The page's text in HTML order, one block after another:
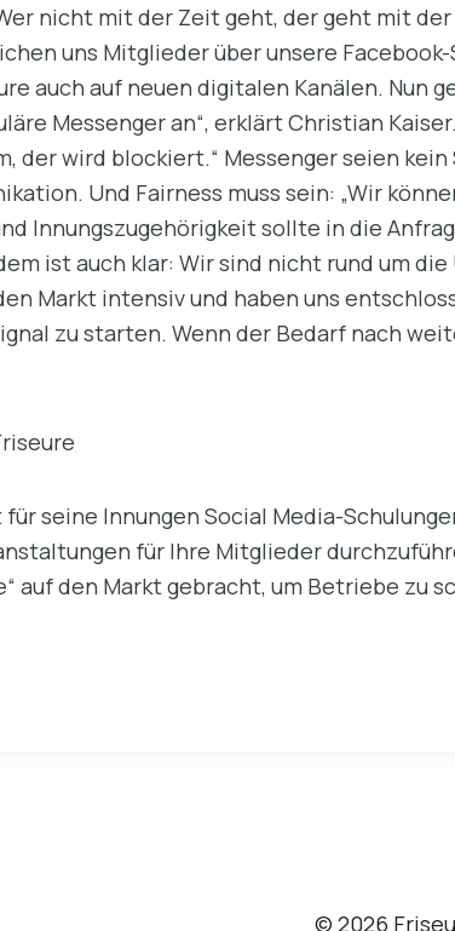
nicht mit der Zeit geht, der geht mit
uns Mitglieder über unsere
auch auf neuen digitalen Kanälen. Nun
Messenger an“, erklärt Christian
der wird blockiert.“ Messenger seien
Und Fairness muss sein: „Wir
Innungszugehörigkeit sollte in die
ist auch klar: Wir sind nicht rund um
Markt intensiv und haben uns
zu starten. Wenn der Bedarf nach
seine Innungen Social Media-
für Ihre Mitglieder
auf den Markt gebracht, um Betriebe zu
© 2026